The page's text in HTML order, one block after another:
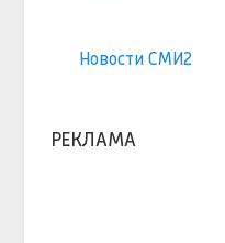
Новости СМИ2
РЕКЛАМА